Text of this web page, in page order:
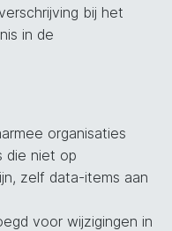
bij het
in de
organisaties
die niet op
zelf data-items aan
voor wijzigingen in